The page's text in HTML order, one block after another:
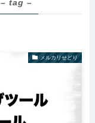
– tag –
メルカリせどり